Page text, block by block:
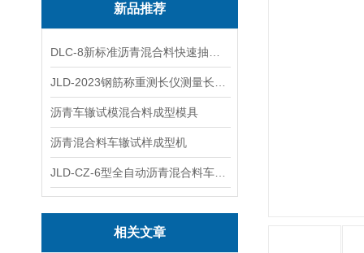
新品推荐
沥青车辙试模混合料成型模具
沥青混合料车辙试样成型机
相关文章